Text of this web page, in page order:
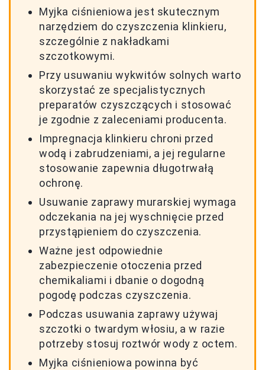
Myjka ciśnieniowa jest skutecznym
narzędziem do czyszczenia klinkieru,
szczególnie z nakładkami
szczotkowymi.
Przy usuwaniu wykwitów solnych warto
skorzystać ze specjalistycznych
preparatów czyszczących i stosować
je zgodnie z zaleceniami producenta.
Impregnacja klinkieru chroni przed
wodą i zabrudzeniami, a jej regularne
stosowanie zapewnia długotrwałą
ochronę.
Usuwanie zaprawy murarskiej wymaga
odczekania na jej wyschnięcie przed
przystąpieniem do czyszczenia.
Ważne jest odpowiednie
zabezpieczenie otoczenia przed
chemikaliami i dbanie o dogodną
pogodę podczas czyszczenia.
Podczas usuwania zaprawy używaj
szczotki o twardym włosiu, a w razie
potrzeby stosuj roztwór wody z octem.
Myjka ciśnieniowa powinna być